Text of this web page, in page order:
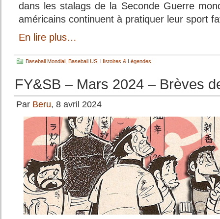
dans les stalags de la Seconde Guerre
américains continuent à pratiquer leur sport
En lire plus…
Baseball Mondial Baseball US Histoires & Légendes
FY&SB – Mars 2024 – Brèves
Par Beru, 8 avril 2024